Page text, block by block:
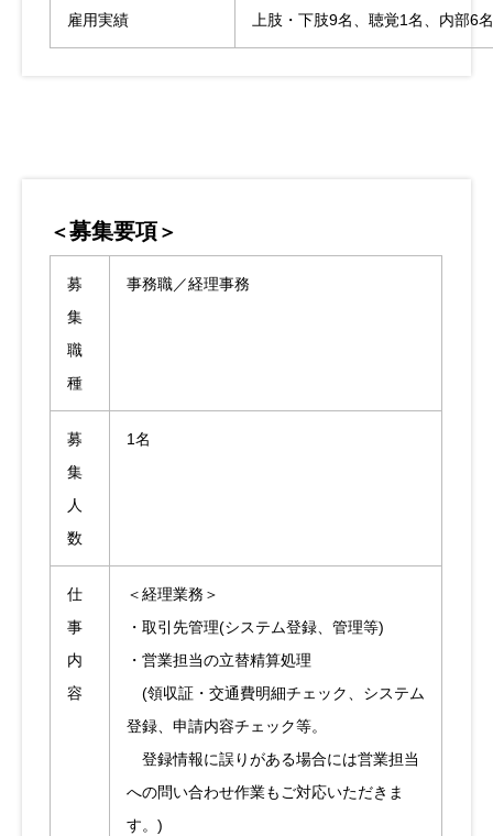
雇用実績 上肢・下肢9名、聴覚1名、内部6
＜募集要項 ＞
募
集
職
種
事務職／経理事務
募
集
人
数
1名
仕
事
内
容
＜経理業務＞
・取引先管理(システム登録、管理等)
・営業担当の立替精算処理
(領収証・交通費明細チェック、システム
登録、申請内容チェック等。
登録情報に誤りがある場合には営業担当
への問い合わせ作業もご対応いただきま
す。)